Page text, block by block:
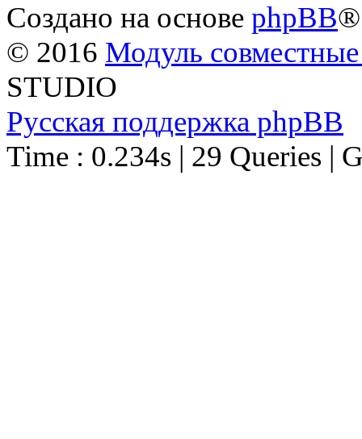
Создано на основе phpBB®
© 2016 Модуль
STUDIO
Русская поддержка phpBB
Time : 0.234s | 29 Queries |